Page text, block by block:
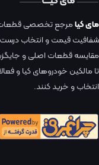
مای کیامرجع تخصصی قطعات
شفافیت قیمت و انتخاب درست
مقایسه قطعات اصلی و
تا مالکین خودروهای کیا و
انتخاب و خرید کنند.